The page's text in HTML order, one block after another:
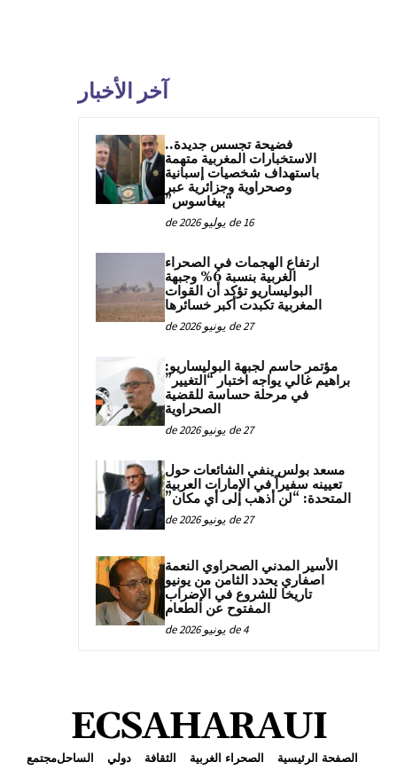
آخر الأخبار
فضيحة تجسس جديدة..
الاستخبارات المغربية متهمة
باستهداف شخصيات إسبانية
وصحراوية وجزائرية عبر
“بيغاسوس”
16 de يوليو de 2026
ارتفاع الهجمات في الصحراء
الغربية بنسبة 6% وجبهة
البوليساريو تؤكد أن القوات
المغربية تكبدت أكبر خسائرها
27 de يونيو de 2026
مؤتمر حاسم لجبهة البوليساريو:
براهيم غالي يواجه اختبار “التغيير”
في مرحلة حساسة للقضية
الصحراوية
27 de يونيو de 2026
مسعد بولس ينفي الشائعات حول
تعيينه سفيراً في الإمارات العربية
المتحدة: “لن أذهب إلى أي مكان”
27 de يونيو de 2026
الأسير المدني الصحراوي النعمة
اصفاري يحدد الثامن من يونيو
تاريخا للشروع في الإضراب
المفتوح عن الطعام
4 de يونيو de 2026
ECSAHARAUI
الصفحة الرئيسية الصحراء الغربية الثقافة دولي الساحلمجتمع